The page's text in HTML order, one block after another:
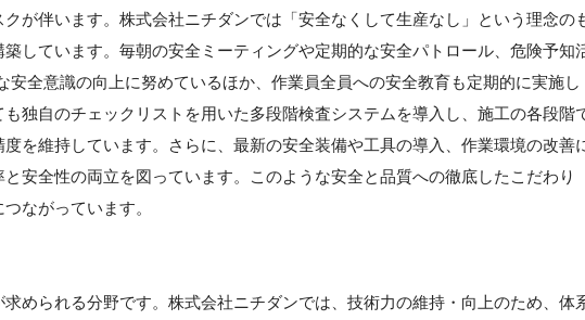
が伴います。株式会社ニチダンでは「安全なくして生産なし」という理念の
しています。毎朝の安全ミーティングや定期的な安全パトロール、危険予知
安全意識の向上に努めているほか、作業員全員への安全教育も定期的に実施し
独自のチェックリストを用いた多段階検査システムを導入し、施工の各段階
を維持しています。さらに、最新の安全装備や工具の導入、作業環境の改善
安全性の両立を図っています。このような安全と品質への徹底したこだわり
ながっています。
められる分野です。株式会社ニチダンでは、技術力の維持・向上のため、体